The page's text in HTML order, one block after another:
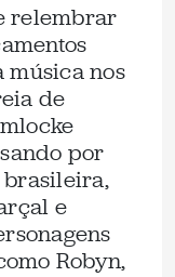
relembrar
música nos
de
por
brasileira,
e
Robyn,